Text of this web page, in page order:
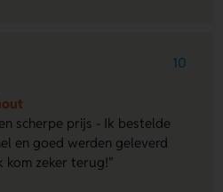
10
scherpe prijs - Ik bestelde
en goed werden geleverd
kom zeker terug!"